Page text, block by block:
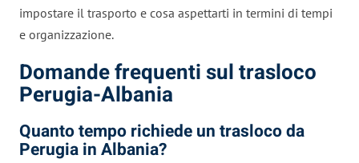
impostare il trasporto e cosa aspettarti in termini di tempi
e organizzazione.
Domande frequenti sul trasloco
Perugia-Albania
Quanto tempo richiede un trasloco da
Perugia in Albania?